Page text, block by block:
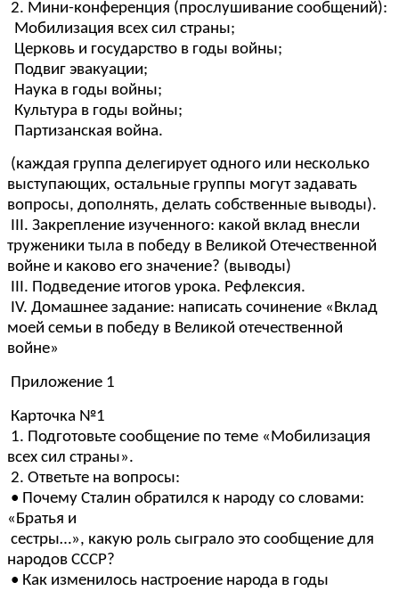
2. Мини-конференция (прослушивание сообщений):
Мобилизация всех сил страны;
Церковь и государство в годы войны;
Подвиг эвакуации;
Наука в годы войны;
Культура в годы войны;
Партизанская война.
(каждая группа делегирует одного или несколько
выступающих, остальные группы могут задавать
вопросы, дополнять, делать собственные выводы).
III. Закрепление изученного: какой вклад внесли
труженики тыла в победу в Великой Отечественной
войне и каково его значение? (выводы)
III. Подведение итогов урока. Рефлексия.
IV. Домашнее задание: написать сочинение «Вклад
моей семьи в победу в Великой отечественной
войне»
Приложение 1
Карточка №1
1. Подготовьте сообщение по теме «Мобилизация
всех сил страны».
2. Ответьте на вопросы:
• Почему Сталин обратился к народу со словами:
«Братья и
сестры…», какую роль сыграло это сообщение для
народов СССР?
• Как изменилось настроение народа в годы